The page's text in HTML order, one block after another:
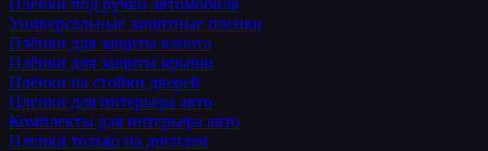
Пленки под ручки автомобиля
Универсальные защитные пленки
Плёнки для защиты капота
Плёнки для защиты крыши
Плёнки на стойки дверей
Пленки для интерьера авто
Комплекты для интерьера авто
Пленки только на дисплеи